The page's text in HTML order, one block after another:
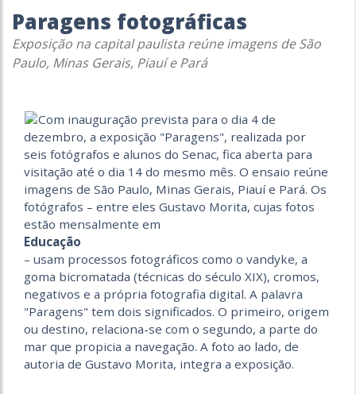
Paragens fotográficas
Exposição na capital paulista reúne imagens de São
Paulo, Minas Gerais, Piauí e Pará
Com inauguração prevista para o dia 4 de
dezembro, a exposição "Paragens", realizada por
seis fotógrafos e alunos do Senac, fica aberta para
visitação até o dia 14 do mesmo mês. O ensaio reúne
imagens de São Paulo, Minas Gerais, Piauí e Pará. Os
fotógrafos – entre eles Gustavo Morita, cujas fotos
estão mensalmente em
Educação
– usam processos fotográficos como o vandyke, a
goma bicromatada (técnicas do século XIX), cromos,
negativos e a própria fotografia digital. A palavra
"Paragens" tem dois significados. O primeiro, origem
ou destino, relaciona-se com o segundo, a parte do
mar que propicia a navegação. A foto ao lado, de
autoria de Gustavo Morita, integra a exposição.